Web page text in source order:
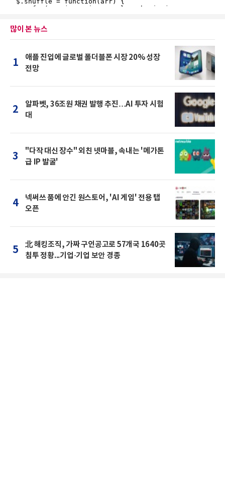
많이 본 뉴스
1
애플 진입에 글로벌 폴더블폰 시장 20% 성장
전망
2
알파벳, 36조원 채권 발행 추진…AI 투자 시험
대
3
"다작 대신 장수" 외친 넷마블, 속내는 '메가톤
급 IP 발굴'
4
넥써쓰 품에 안긴 원스토어, 'AI 게임' 전용 탭
오픈
5
北 해킹조직, 가짜 구인공고로 57개국 1640곳
침투 정황...기업·기업 보안 경종